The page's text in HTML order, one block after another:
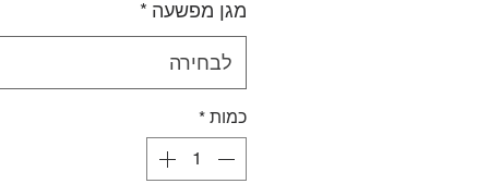
maximum stability and mobility
Short - global support for the
while allowing
for all ages and activity
מגן מפשעה *
לבחירה
כמות *